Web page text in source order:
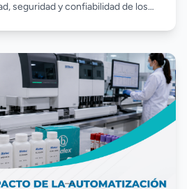
seguridad y confiabilidad de los
reducir errores, fortalecer el